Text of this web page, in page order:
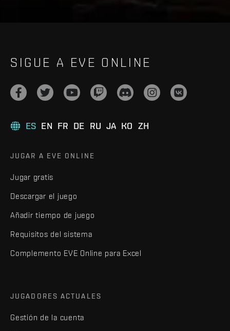
SIGUE A EVE ONLINE
ES EN FR DE RU JA KO ZH
JUGAR A EVE ONLINE
Jugar gratis
Descargar el juego
Añadir tiempo de juego
Requisitos del sistema
Complemento EVE Online para Excel
JUGADORES ACTUALES
Gestión de la cuenta